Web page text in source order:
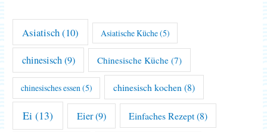
Asiatisch(10) Asiatische Küche(5)
chinesisch(9) Chinesische Küche (7)
chinesisches essen(5) chinesisch kochen (8)
Ei (13) Eier(9) Einfaches Rezept(8)